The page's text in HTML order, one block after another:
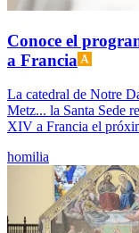
Conoce el
a Francia
La catedral de Notre
Metz... la Santa Sede
XIV a Francia el
homilia